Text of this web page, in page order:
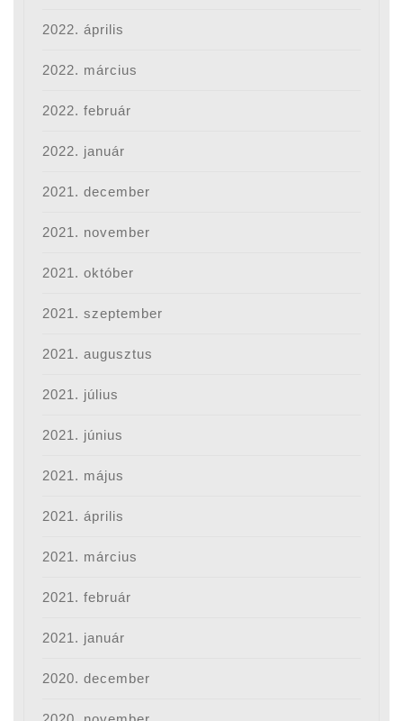
2022. április
2022. március
2022. február
2022. január
2021. december
2021. november
2021. október
2021. szeptember
2021. augusztus
2021. július
2021. június
2021. május
2021. április
2021. március
2021. február
2021. január
2020. december